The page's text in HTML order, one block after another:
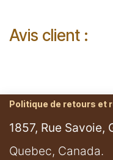
Avis client :
Politique de retours et
1857, Rue Savoie,
​Quebec, Canada.